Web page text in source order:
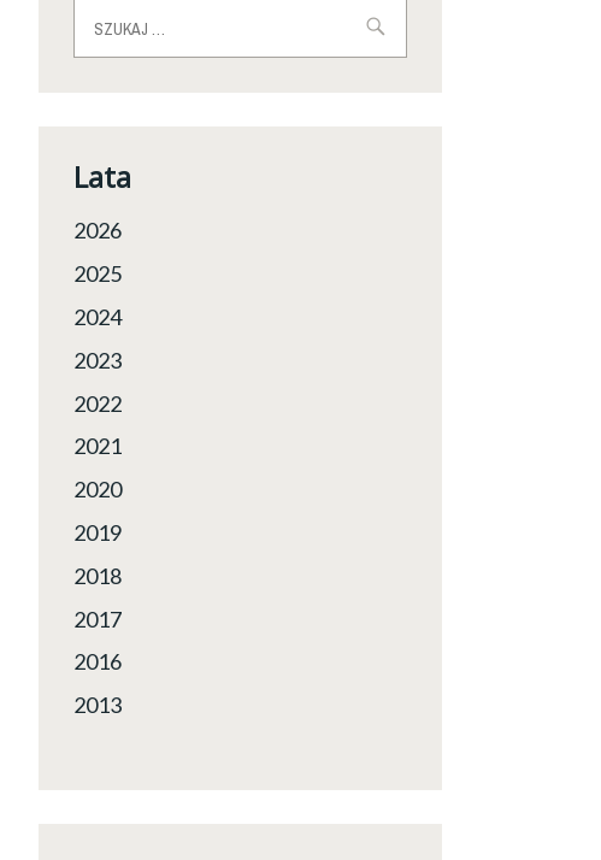
Lata
2026
2025
2024
2023
2022
2021
2020
2019
2018
2017
2016
2013